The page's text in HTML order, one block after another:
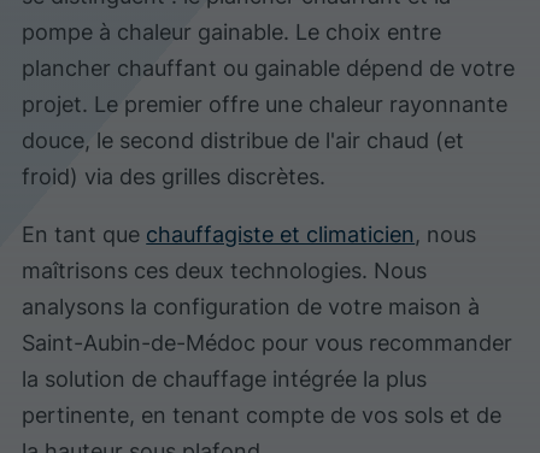
pompe à chaleur gainable. Le choix entre
plancher chauffant ou gainable dépend de votre
projet. Le premier offre une chaleur rayonnante
douce, le second distribue de l'air chaud (et
froid) via des grilles discrètes.
En tant que chauffagiste et climaticien, nous
maîtrisons ces deux technologies. Nous
analysons la configuration de votre maison à
Saint-Aubin-de-Médoc pour vous recommander
la solution de chauffage intégrée la plus
pertinente, en tenant compte de vos sols et de